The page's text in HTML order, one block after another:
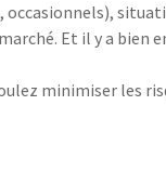
occasionnels),
Et il y a
minimiser les